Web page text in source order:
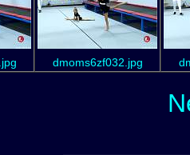
dmoms6zf032.jpg